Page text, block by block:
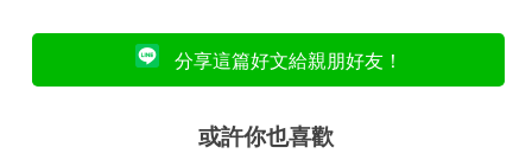
分享這篇好文給親朋好友！
或許你也喜歡